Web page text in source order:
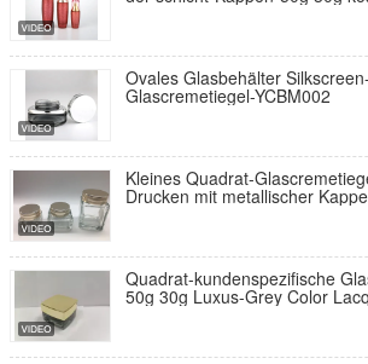
Ovales Glasbehälter
Glascremetiegel-YCBM002
Kleines Quadrat-
Drucken mit metallischer Kappe
Quadrat-kundenspezifische
50g 30g Luxus-Grey Color